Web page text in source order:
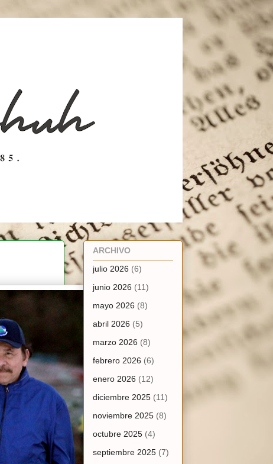
ARCHIVO
julio 2026 (6)
junio 2026 (11)
mayo 2026 (8)
abril 2026 (5)
marzo 2026 (8)
febrero 2026 (6)
enero 2026 (12)
diciembre 2025 (11)
noviembre 2025 (8)
octubre 2025 (4)
septiembre 2025 (7)